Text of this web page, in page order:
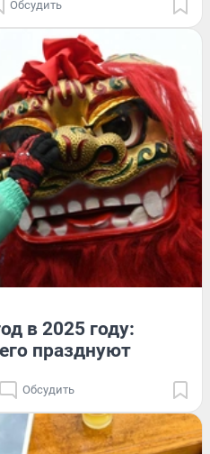
Обсудить
в 2025 году:
празднуют
Обсудить